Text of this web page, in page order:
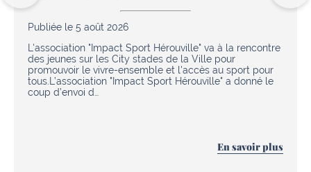
Publiée le 5 août 2026
L'association "Impact Sport Hérouville" va à la rencontre
des jeunes sur les City stades de la Ville pour
promouvoir le vivre-ensemble et l'accès au sport pour
tous.L’association "Impact Sport Hérouville" a donné le
coup d’envoi d…
En savoir plus